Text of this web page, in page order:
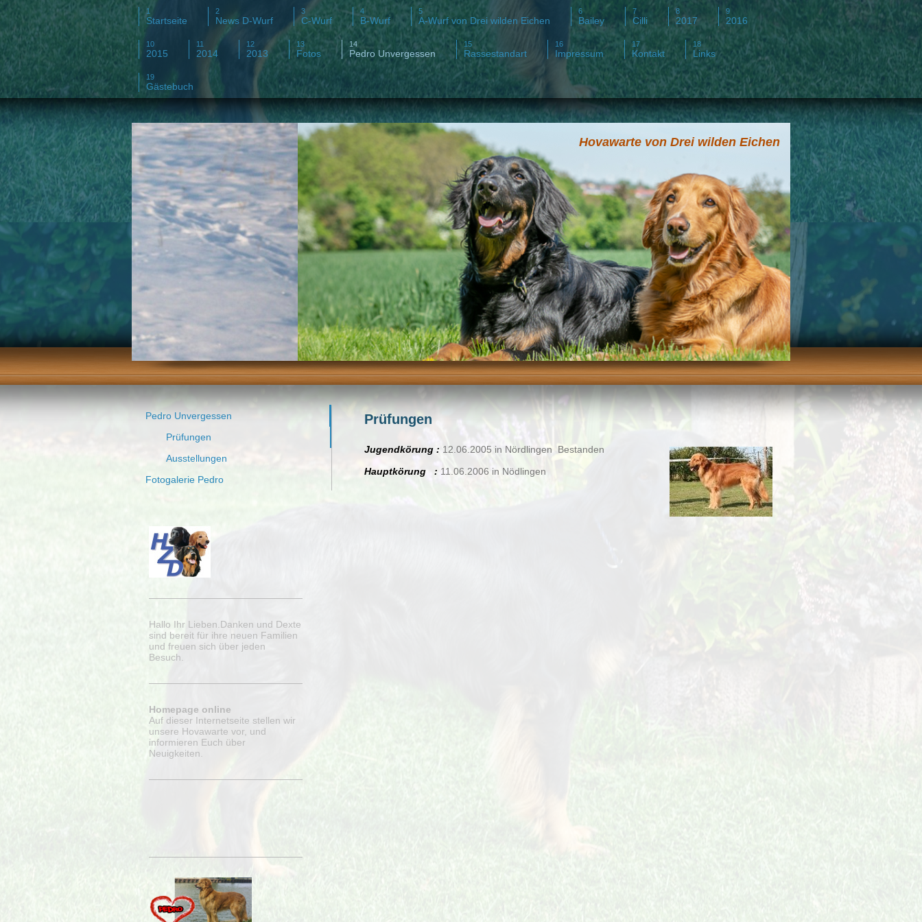
Startseite News D-Wurf C-Wurf B-Wurf A-Wurf von Drei wilden Eichen Bailey Cilli 2017 2016
2015 2014 2013 Fotos Pedro Unvergessen Rassestandart Impressum Kontakt Links
Gästebuch
Hovawarte von Drei wilden Eichen
Prüfungen
Jugendkörung : 12.06.2005 in Nördlingen Bestanden
Hauptkörung : 11.06.2006 in Nödlingen
Pedro Unvergessen
Prüfungen
Ausstellungen
Fotogalerie Pedro
Hallo Ihr Lieben.Danken und Dexte
sind bereit für ihre neuen Familien
und freuen sich über jeden
Besuch.
Homepage online
Auf dieser Internetseite stellen wir
unsere Hovawarte vor, und
informieren Euch über
Neuigkeiten.